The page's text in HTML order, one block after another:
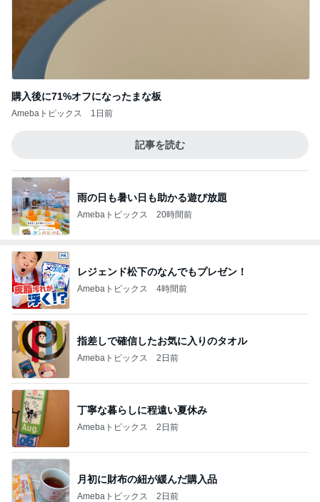
購入後に71%オフになったまな板
Amebaトピックス 1日前
記事を読む
雨の日も暑い日も助かる遊び放題
Amebaトピックス 20時間前
レジェンド松下のなんでもプレゼン！
Amebaトピックス 4時間前
指差しで確信したお気に入りのタオル
Amebaトピックス 2日前
丁寧な暮らしに程遠い夏休み
Amebaトピックス 2日前
月初に財布の紐が緩んだ購入品
Amebaトピックス 2日前